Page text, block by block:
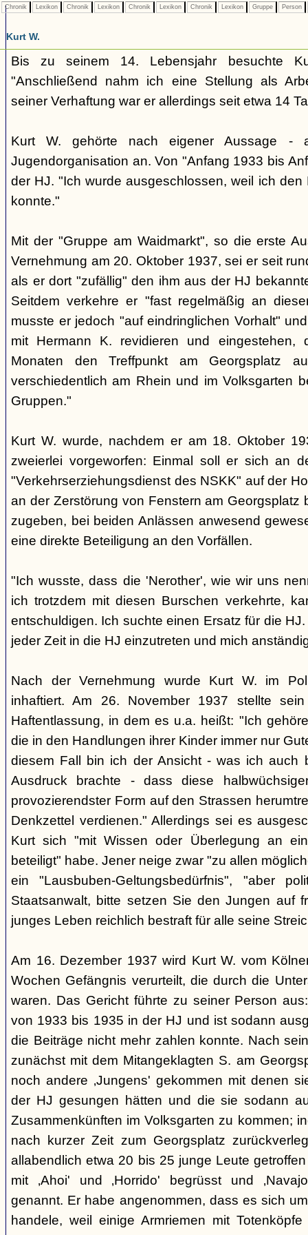
Chronik Lexikon Chronik Lexikon Chronik Lexikon Chronik Lexikon Gruppe Person
Kurt W.
Bis zu seinem 14. Lebensjahr besuchte
"Anschließend nahm ich eine Stellung als
seiner Verhaftung war er allerdings seit etwa 14
Kurt W. gehörte nach eigener Aussage
Jugendorganisation an. Von "Anfang 1933 bis
der HJ. "Ich wurde ausgeschlossen, weil ich den
konnte."
Mit der "Gruppe am Waidmarkt", so die erste
Vernehmung am 20. Oktober 1937, sei er seit
als er dort "zufällig" den ihm aus der HJ
Seitdem verkehre er "fast regelmäßig an
musste er jedoch "auf eindringlichen Vorhalt"
mit Hermann K. revidieren und
Monaten den Treffpunkt am Georgsplatz
verschiedentlich am Rhein und im Volksgarten
Gruppen."
Kurt W. wurde, nachdem er am 18. Oktober
zweierlei vorgeworfen: Einmal soll er sich an
"Verkehrserziehungsdienst des NSKK" auf der
an der Zerstörung von Fenstern am Georgsplatz
zugeben, bei beiden Anlässen anwesend
eine direkte Beteiligung an den Vorfällen.
"Ich wusste, dass die 'Nerother', wie wir uns
ich trotzdem mit diesen Burschen verkehrte,
entschuldigen. Ich suchte einen Ersatz für die
jeder Zeit in die HJ einzutreten und mich
Nach der Vernehmung wurde Kurt W. im
inhaftiert. Am 26. November 1937 stellte
Haftentlassung, in dem es u.a. heißt: "Ich
die in den Handlungen ihrer Kinder immer nur
diesem Fall bin ich der Ansicht - was ich auch
Ausdruck brachte - dass diese
provozierendster Form auf den Strassen
Denkzettel verdienen." Allerdings sei es
Kurt sich "mit Wissen oder Überlegung an
beteiligt" habe. Jener neige zwar "zu allen
ein "Lausbuben-Geltungsbedürfnis", "aber
Staatsanwalt, bitte setzen Sie den Jungen auf
junges Leben reichlich bestraft für alle seine
Am 16. Dezember 1937 wird Kurt W. vom
Wochen Gefängnis verurteilt, die durch die
waren. Das Gericht führte zu seiner Person
von 1933 bis 1935 in der HJ und ist sodann
die Beiträge nicht mehr zahlen konnte. Nach
zunächst mit dem Mitangeklagten S. am
noch andere ‚Jungens' gekommen mit denen
der HJ gesungen hätten und die sie sodann
Zusammenkünften im Volksgarten zu kommen;
nach kurzer Zeit zum Georgsplatz
allabendlich etwa 20 bis 25 junge Leute
mit ‚Ahoi' und ‚Horrido' begrüsst und
genannt. Er habe angenommen, dass es sich
handele, weil einige Armriemen mit